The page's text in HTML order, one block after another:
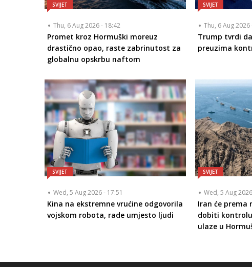
SVIJET
Thu, 6 Aug 2026 - 18:42
Promet kroz Hormuški moreuz
drastično opao, raste zabrinutost za
globalnu opskrbu naftom
SVIJET
Thu, 6 Aug 2026
Trump tvrdi
preuzima
SVIJET
Wed, 5 Aug 2026 - 17:51
Kina na ekstremne vrućine odgovorila
vojskom robota, rade umjesto ljudi
SVIJET
Wed, 5 Aug
Iran će prema
dobiti
ulaze u